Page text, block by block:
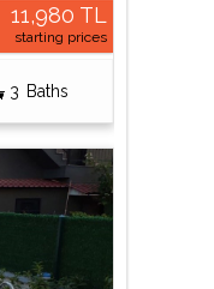
11,980 TL
starting prices
3 Baths